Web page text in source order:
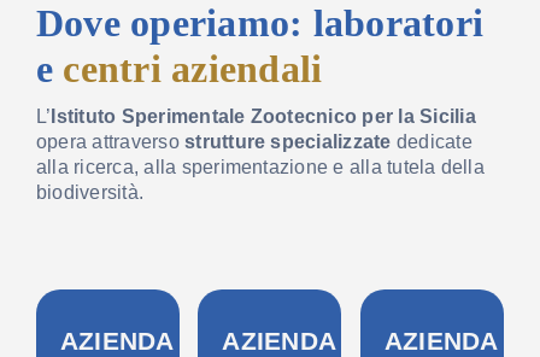
Dove operiamo: laboratori
e centri aziendali
L’ Istituto Sperimentale Zootecnico per la Sicilia
opera attraversostrutture specializzate dedicate
alla ricerca, alla sperimentazione e alla tutela della
biodiversità.
AZIENDA
AZIENDA
AZIENDA